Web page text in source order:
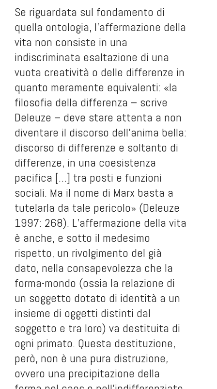
Se riguardata sul fondamento di
quella ontologia, l’affermazione della
vita non consiste in una
indiscriminata esaltazione di una
vuota creatività o delle differenze in
quanto meramente equivalenti: «la
filosofia della differenza – scrive
Deleuze – deve stare attenta a non
diventare il discorso dell’anima bella:
discorso di differenze e soltanto di
differenze, in una coesistenza
pacifica […] tra posti e funzioni
sociali. Ma il nome di Marx basta a
tutelarla da tale pericolo» (Deleuze
1997: 268). L’affermazione della vita
è anche, e sotto il medesimo
rispetto, un rivolgimento del già
dato, nella consapevolezza che la
forma-mondo (ossia la relazione di
un soggetto dotato di identità a un
insieme di oggetti distinti dal
soggetto e tra loro) va destituita di
ogni primato. Questa destituzione,
però, non è una pura distruzione,
ovvero una precipitazione della